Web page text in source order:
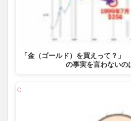
「金（ゴールド）を買えって？
の事実を言わないの